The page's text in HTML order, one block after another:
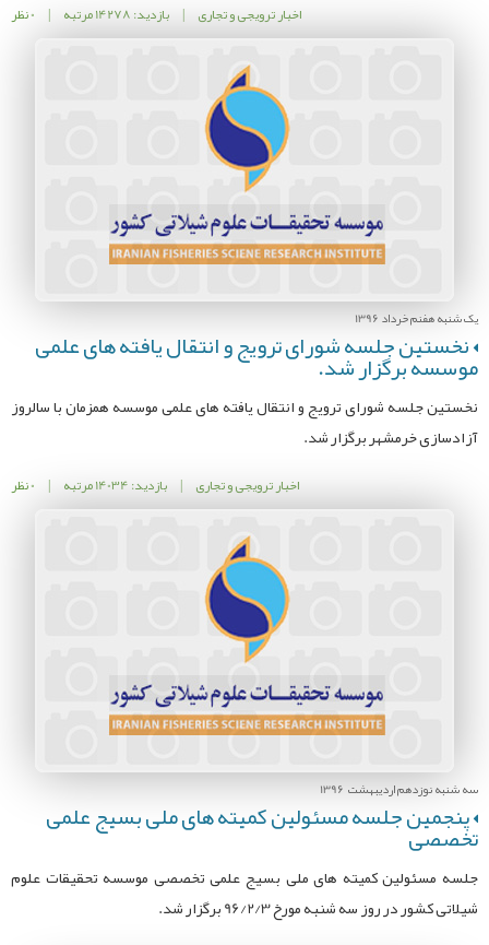
اخبار ترویجی و تجاری | بازدید: 14278 مرتبه | 0 نظر
یک شنبه هفنم خرداد 1396
نخستین جلسه شورای ترویج و انتقال یافته های علمی
موسسه برگزار شد.
نخستین جلسه شورای ترویج و انتقال یافته های علمی موسسه همزمان با سالروز
آزادسازی خرمشهر برگزار شد.
اخبار ترویجی و تجاری | بازدید: 14034 مرتبه | 0 نظر
سه شنبه نوزدهم اردیبهشت 1396
پنجمین جلسه مسئولین کمیته های ملی بسیج علمی
تخصصی
جلسه مسئولین کمیته های ملی بسیج علمی تخصصی موسسه تحقیقات علوم
شیلاتی کشور در روز سه شنبه مورخ 96/2/3 برگزار شد.